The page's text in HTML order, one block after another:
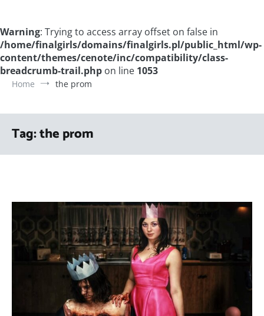
Warning: Trying to access array offset on false in
/home/finalgirls/domains/finalgirls.pl/public_html/wp-
content/themes/cenote/inc/compatibility/class-
breadcrumb-trail.php on line 1053
Home the prom
Tag:the prom